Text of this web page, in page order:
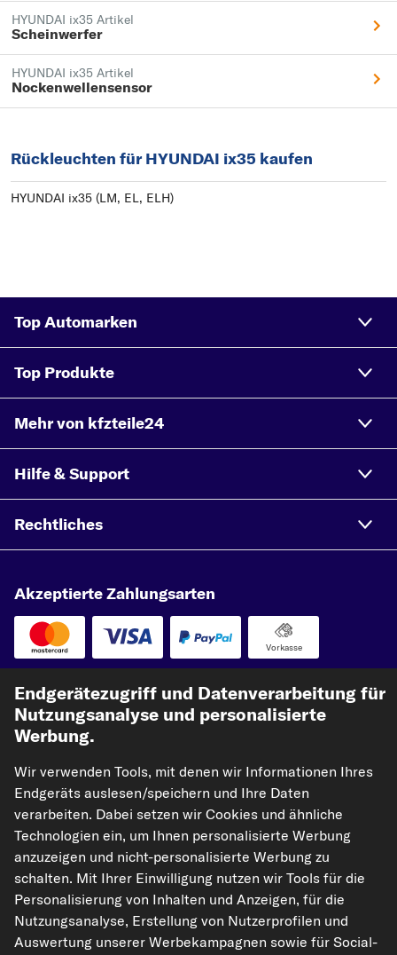
HYUNDAI ix35 Artikel
Scheinwerfer
HYUNDAI ix35 Artikel
Nockenwellensensor
Rückleuchten für HYUNDAI ix35 kaufen
HYUNDAI ix35 (LM, EL, ELH)
Top Automarken
Top Produkte
Mehr von kfzteile24
Hilfe & Support
Rechtliches
Akzeptierte Zahlungsarten
Vorkasse
Unsere Versandpartner
kfzteile24.de carpardoo.nl
carpardoo.fr
carpardoo.dk
Endgerätezugriff und Datenverarbeitung für
Nutzungsanalyse und personalisierte
Werbung.
Wir verwenden Tools, mit denen wir Informationen Ihres
Endgeräts auslesen/speichern und Ihre Daten
verarbeiten. Dabei setzen wir Cookies und ähnliche
Technologien ein, um Ihnen personalisierte Werbung
anzuzeigen und nicht-personalisierte Werbung zu
schalten. Mit Ihrer Einwilligung nutzen wir Tools für die
Personalisierung von Inhalten und Anzeigen, für die
Nutzungsanalyse, Erstellung von Nutzerprofilen und
Auswertung unserer Werbekampagnen sowie für Social-